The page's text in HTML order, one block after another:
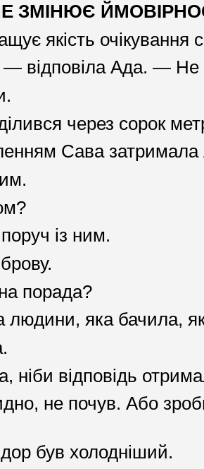
ЗМІНЮЄ
якість очікування
відповіла Ада. — Не
через сорок
Сава затримала
із ним.
порада?
яка бачила, як
ніби відповідь
не почув. Або
був холодніший.